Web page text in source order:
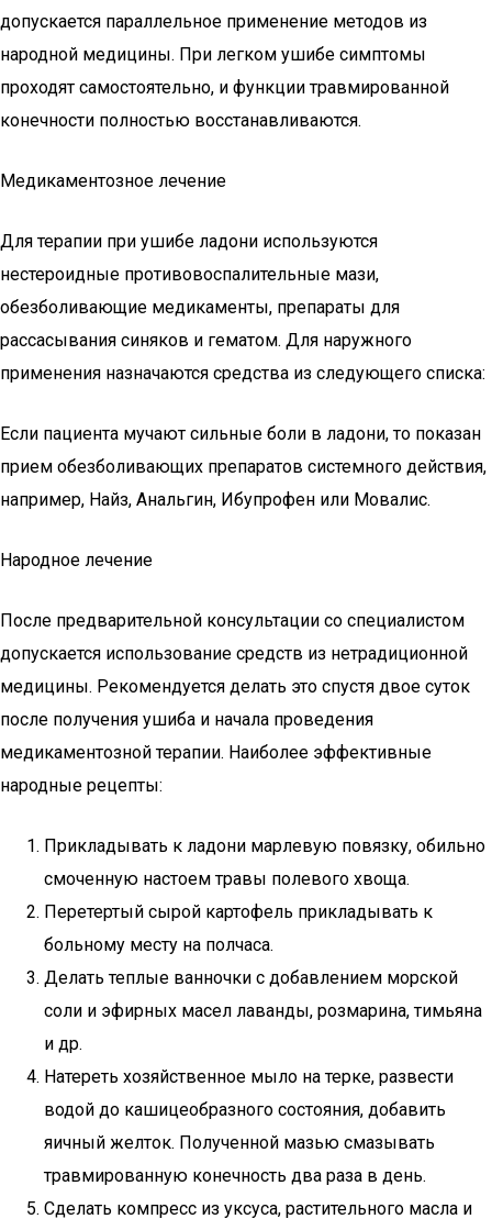
допускается параллельное применение методов из
народной медицины. При легком ушибе симптомы
проходят самостоятельно, и функции травмированной
конечности полностью восстанавливаются.
Медикаментозное лечение
Для терапии при ушибе ладони используются
нестероидные противовоспалительные мази,
обезболивающие медикаменты, препараты для
рассасывания синяков и гематом. Для наружного
применения назначаются средства из следующего списка:
Если пациента мучают сильные боли в ладони, то показан
прием обезболивающих препаратов системного действия,
например, Найз, Анальгин, Ибупрофен или Мовалис.
Народное лечение
После предварительной консультации со специалистом
допускается использование средств из нетрадиционной
медицины. Рекомендуется делать это спустя двое суток
после получения ушиба и начала проведения
медикаментозной терапии. Наиболее эффективные
народные рецепты:
Прикладывать к ладони марлевую повязку, обильно
смоченную настоем травы полевого хвоща.
Перетертый сырой картофель прикладывать к
больному месту на полчаса.
Делать теплые ванночки с добавлением морской
соли и эфирных масел лаванды, розмарина, тимьяна
и др.
Натереть хозяйственное мыло на терке, развести
водой до кашицеобразного состояния, добавить
яичный желток. Полученной мазью смазывать
травмированную конечность два раза в день.
Сделать компресс из уксуса, растительного масла и